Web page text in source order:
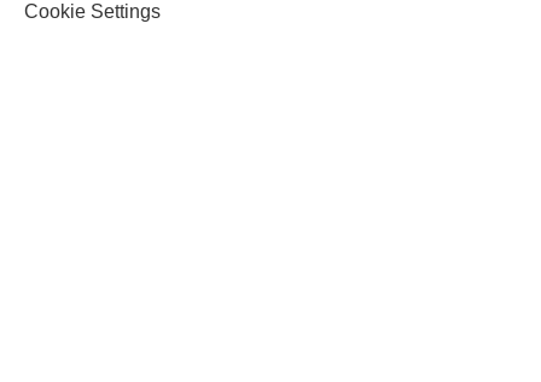
Cookie Settings